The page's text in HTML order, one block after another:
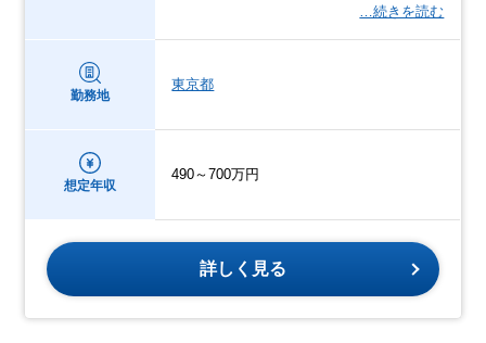
…続きを読む
勤務地
東京都
想定年収
490～700万円
詳しく見る